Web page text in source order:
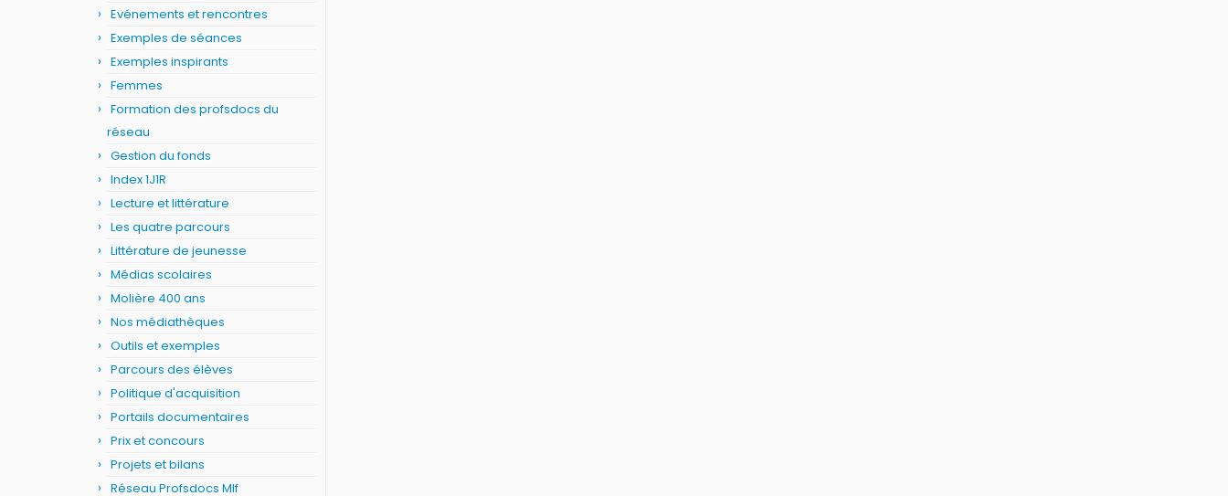
Evénements et rencontres
Exemples de séances
Exemples inspirants
Femmes
Formation des profsdocs du
réseau
Gestion du fonds
Index 1J1R
Lecture et littérature
Les quatre parcours
Littérature de jeunesse
Médias scolaires
Molière 400 ans
Nos médiathèques
Outils et exemples
Parcours des élèves
Politique d'acquisition
Portails documentaires
Prix et concours
Projets et bilans
Réseau Profsdocs Mlf